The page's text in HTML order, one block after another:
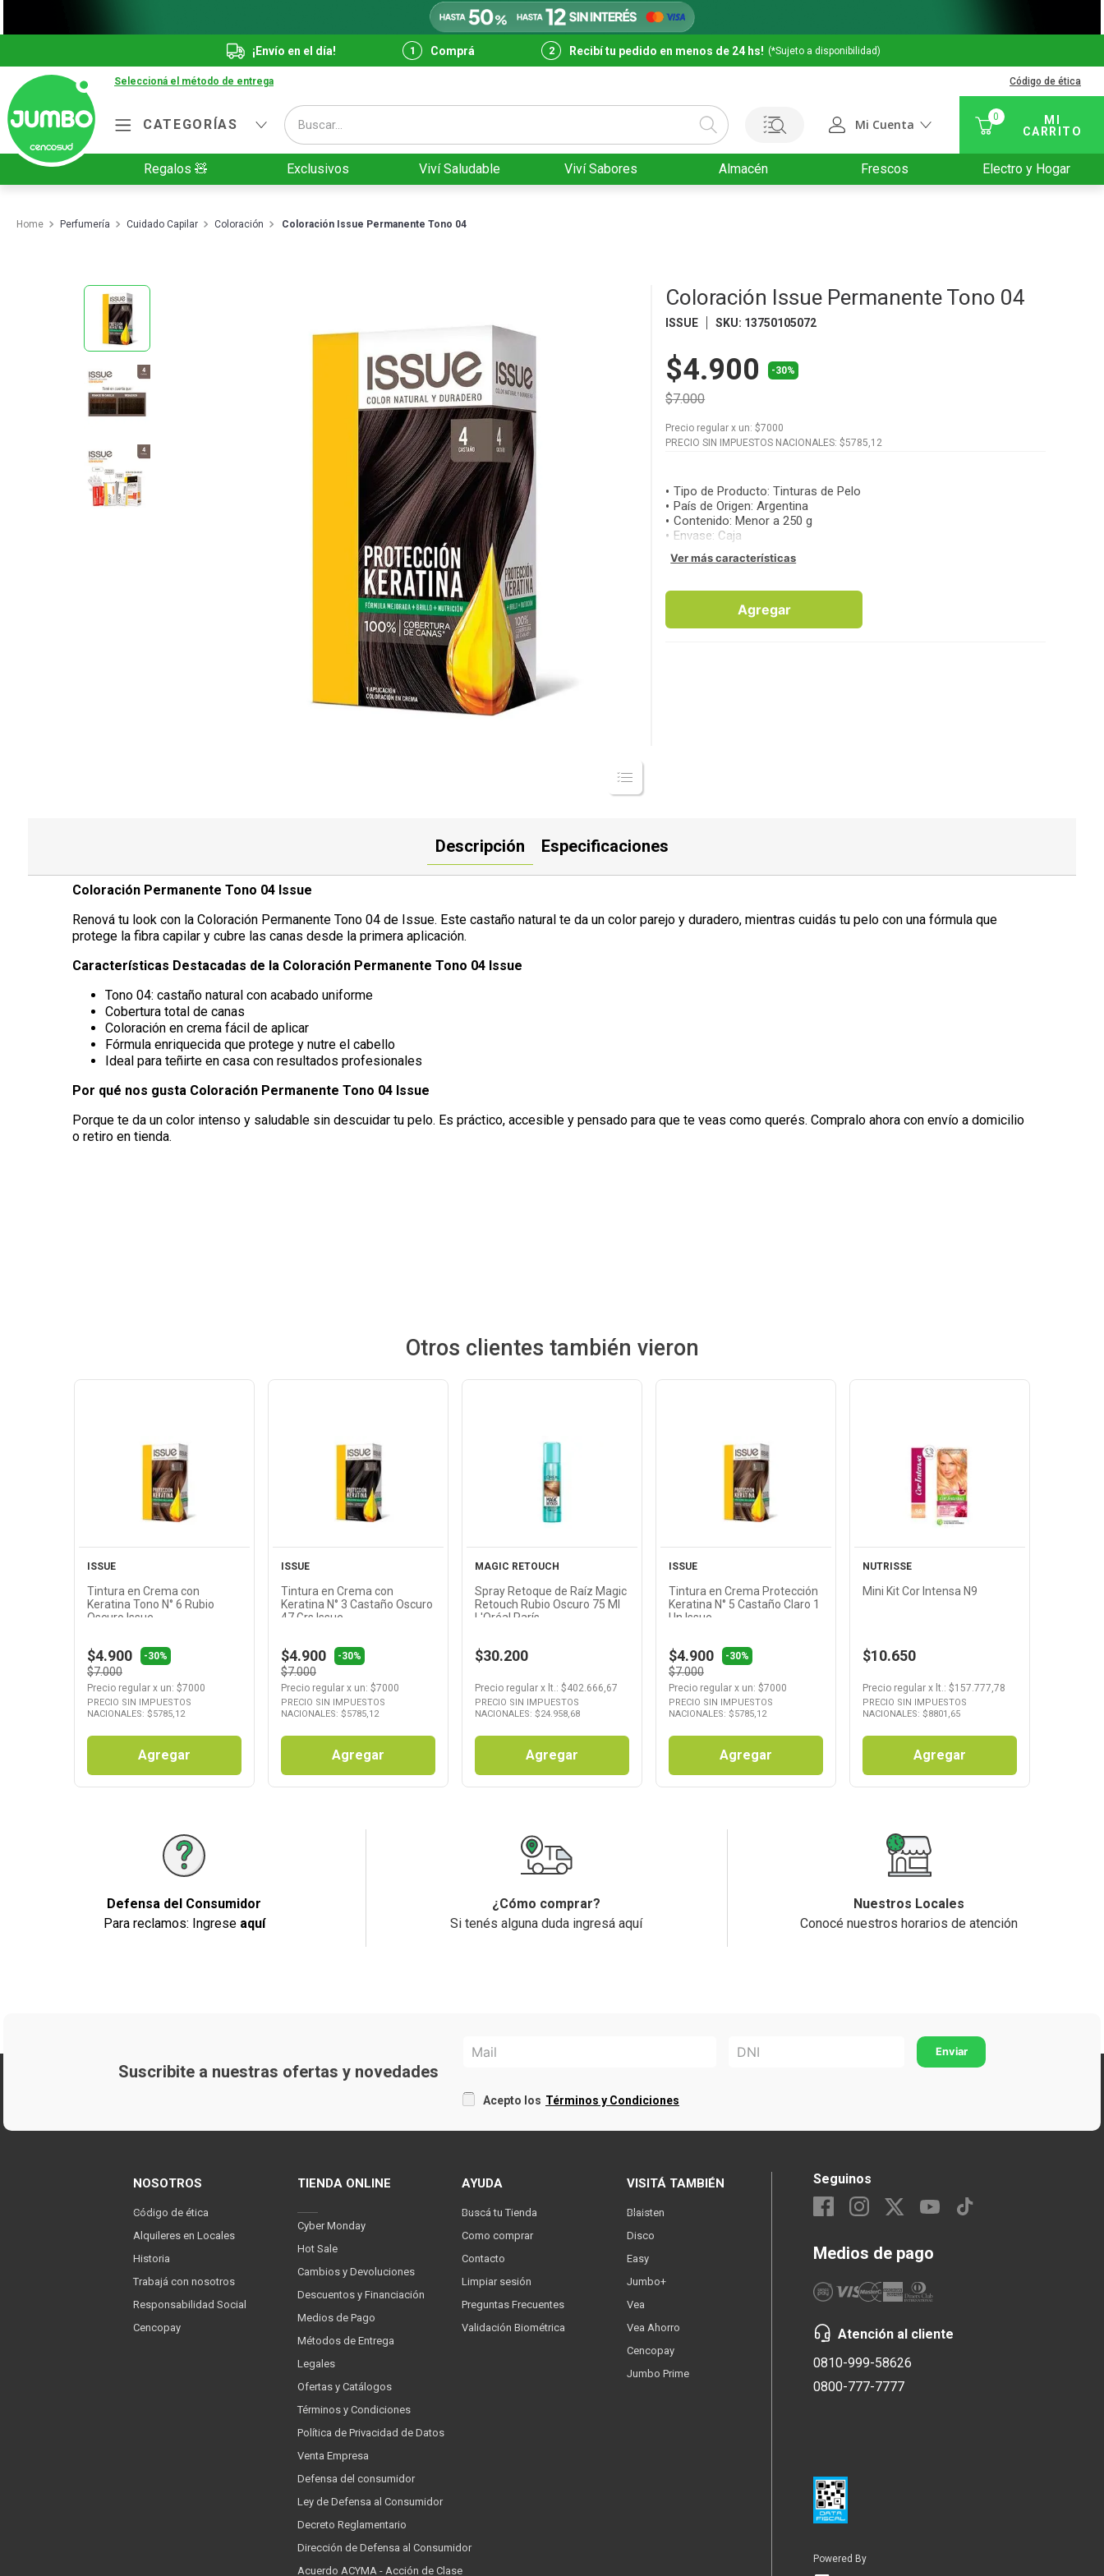
¡Envío en el día! Comprá Recibí tu pedido en menos de 24 hs! (*Sujeto a disponibilidad)
Seleccioná el método de entrega Código de ética
CATEGORÍAS
Buscar...
Mi Cuenta
0
Regalos 🧸 Exclusivos Viví Saludable Viví Sabores Almacén Frescos Electro y Hogar
Perfumería Cuidado Capilar Coloración Coloración Issue Permanente Tono 04
Coloración Issue Permanente Tono 04
ISSUE SKU: 13750105072
$4.900 -30%
$7.000
Precio regular x un: $7000
PRECIO SIN IMPUESTOS NACIONALES: $5785,12
Tipo de Producto:Tinturas de Pelo
País de Origen:Argentina
Contenido: Menor a 250 g
Envase: Caja
Ver más características
Agregar
Descripción Especificaciones
Coloración Permanente Tono 04 Issue
Renová tu look con la Coloración Permanente Tono 04 de Issue. Este castaño natural te da un color parejo y duradero, mientras cuidás tu pelo con una fórmula que
protege la fibra capilar y cubre las canas desde la primera aplicación.
Características Destacadas de la Coloración Permanente Tono 04 Issue
Tono 04: castaño natural con acabado uniforme
Cobertura total de canas
Coloración en crema fácil de aplicar
Fórmula enriquecida que protege y nutre el cabello
Ideal para teñirte en casa con resultados profesionales
Por qué nos gusta Coloración Permanente Tono 04 Issue
Porque te da un color intenso y saludable sin descuidar tu pelo. Es práctico, accesible y pensado para que te veas como querés. Compralo ahora con envío a domicilio
o retiro en tienda.
Otros clientes también vieron
Ver
Producto
ISSUE
Tintura en Crema con
Keratina Tono N° 6 Rubio
Oscuro Issue
$4.900 -30%
$7.000
Precio regular x un: $7000
PRECIO SIN IMPUESTOS
NACIONALES: $5785,12
Agregar
Ver
Producto
ISSUE
Tintura en Crema con
Keratina N° 3 Castaño Oscuro
47 Grs Issue
$4.900 -30%
$7.000
Precio regular x un: $7000
PRECIO SIN IMPUESTOS
NACIONALES: $5785,12
Agregar
Ver
Producto
MAGIC RETOUCH
Spray Retoque de Raíz Magic
Retouch Rubio Oscuro 75 Ml
L'Oréal París
$30.200
Precio regular x lt.: $402.666,67
PRECIO SIN IMPUESTOS
NACIONALES: $24.958,68
Agregar
Ver
Producto
ISSUE
Tintura en Crema Protección
Keratina N° 5 Castaño Claro 1
Un Issue
$4.900 -30%
$7.000
Precio regular x un: $7000
PRECIO SIN IMPUESTOS
NACIONALES: $5785,12
Agregar
Ver
Producto
NUTRISSE
Mini Kit Cor Intensa N9
$10.650
Precio regular x lt.: $157.777,78
PRECIO SIN IMPUESTOS
NACIONALES: $8801,65
Agregar
Defensa del Consumidor
Para reclamos: Ingrese aquí
¿Cómo comprar?
Si tenés alguna duda ingresá aquí
Nuestros Locales
Conocé nuestros horarios de atención
Suscribite a nuestras ofertas y novedades
Acepto los Términos y Condiciones
NOSOTROS
Código de ética
Alquileres en Locales
Historia
Trabajá con nosotros
Responsabilidad Social
Cencopay
TIENDA ONLINE
Cyber Monday
Hot Sale
Cambios y Devoluciones
Descuentos y Financiación
Medios de Pago
Métodos de Entrega
Legales
Ofertas y Catálogos
Términos y Condiciones
Política de Privacidad de Datos
Venta Empresa
Defensa del consumidor
Ley de Defensa al Consumidor
Decreto Reglamentario
Dirección de Defensa al Consumidor
Acuerdo ACYMA - Acción de Clase
AYUDA
Buscá tu Tienda
Como comprar
Contacto
Limpiar sesión
Preguntas Frecuentes
Validación Biométrica
VISITÁ TAMBIÉN
Blaisten
Disco
Easy
Jumbo+
Vea
Vea Ahorro
Cencopay
Jumbo Prime
Seguinos
Medios de pago
Atención al cliente
0810-999-58626
0800-777-7777
Powered By
Términos más buscados
2.
Cafe